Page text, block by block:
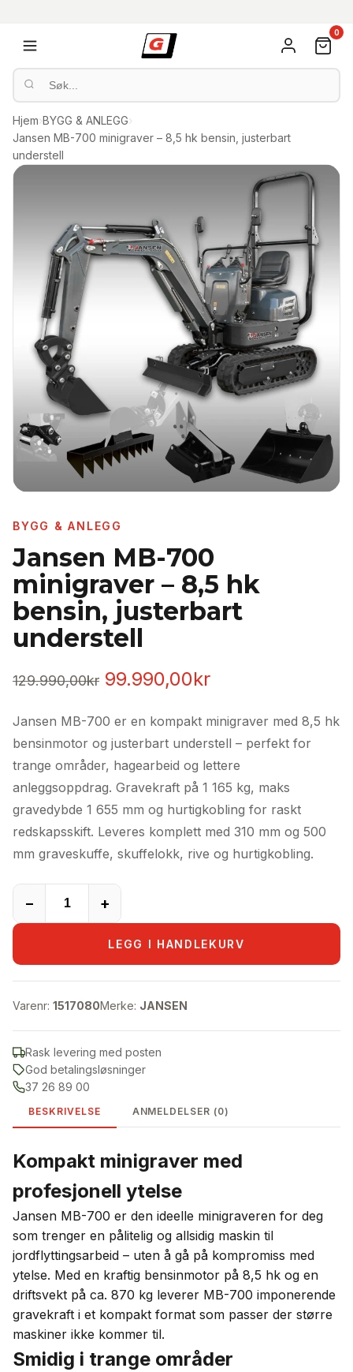
0
Hjem›BYGG & ANLEGG›
Jansen MB-700 minigraver – 8,5 hk bensin, justerbart
understell
BYGG & ANLEGG
Jansen MB-700
minigraver – 8,5 hk
bensin, justerbart
understell
129.990,00kr Opprinnelig
var:
129.990,00kr.
99.990,00krNåværende
er:
99.990,00kr.
Jansen MB-700 er en kompakt minigraver med 8,5 hk
bensinmotor og justerbart understell – perfekt for
trange områder, hagearbeid og lettere
anleggsoppdrag. Gravekraft på 1 165 kg, maks
gravedybde 1 655 mm og hurtigkobling for raskt
redskapsskift. Leveres komplett med 310 mm og 500
mm graveskuffe, skuffelokk, rive og hurtigkobling.
− +
LEGG I HANDLEKURV
Varenr: 1517080Merke: JANSEN
Rask levering med posten
God betalingsløsninger
37 26 89 00
BESKRIVELSE ANMELDELSER (0)
Kompakt minigraver med
profesjonell ytelse
Jansen MB-700 er den ideelle minigraveren for deg
som trenger en pålitelig og allsidig maskin til
jordflyttingsarbeid – uten å gå på kompromiss med
ytelse. Med en kraftig bensinmotor på 8,5 hk og en
driftsvekt på ca. 870 kg leverer MB-700 imponerende
gravekraft i et kompakt format som passer der større
maskiner ikke kommer til.
Smidig i trange områder